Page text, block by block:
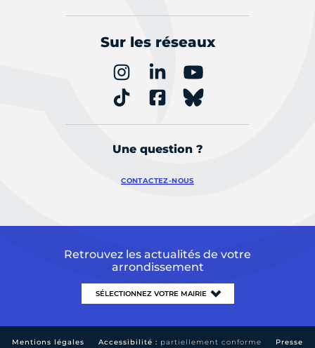
Sur les réseaux
Une question ?
CONTACTEZ-NOUS
Retrouvez les actualités de votre
arrondissement
Mentions légales Accessibilité : partiellement conforme Presse